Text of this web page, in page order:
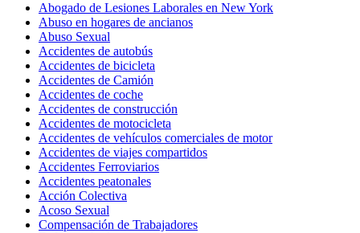
Abogado de Lesiones Laborales en New York
Abuso en hogares de ancianos
Abuso Sexual
Accidentes de autobús
Accidentes de bicicleta
Accidentes de Camión
Accidentes de coche
Accidentes de construcción
Accidentes de motocicleta
Accidentes de vehículos comerciales de motor
Accidentes de viajes compartidos
Accidentes Ferroviarios
Accidentes peatonales
Acción Colectiva
Acoso Sexual
Compensación de Trabajadores